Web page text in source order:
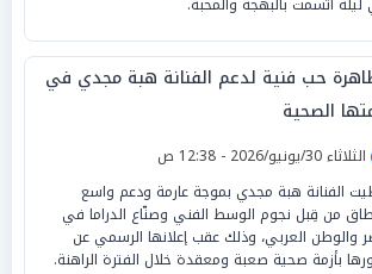
حب فنية لدعم الفنانة هبة مجدي في
الصحية
الثلاثاء 30/يونيو/2026 - 12:38 ص
الفنانة هبة مجدي بموجة عارمة ودعم واسع
من قِبل نجوم الوسط الفني وصنّاع الدراما في
والوطن العربي، وذلك عقب إعلانها الرسمي عن
بأزمة صحية صعبة ومعقدة خلال الفترة الراهنة.